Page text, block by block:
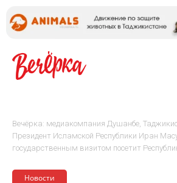
Вечёрка: медиакомпания Душанбе,
Президент Исламской Республики Иран
государственным визитом посетит
Новости